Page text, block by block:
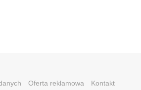
Oferta reklamowa Kontakt